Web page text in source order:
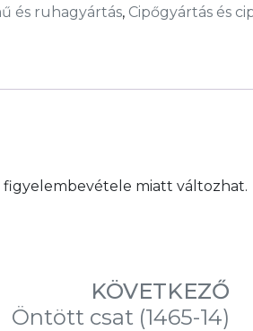
és ruhagyártás, Cipőgyártás és
figyelembevétele miatt változhat.
KÖVETKEZŐ
Öntött csat (1465-14)